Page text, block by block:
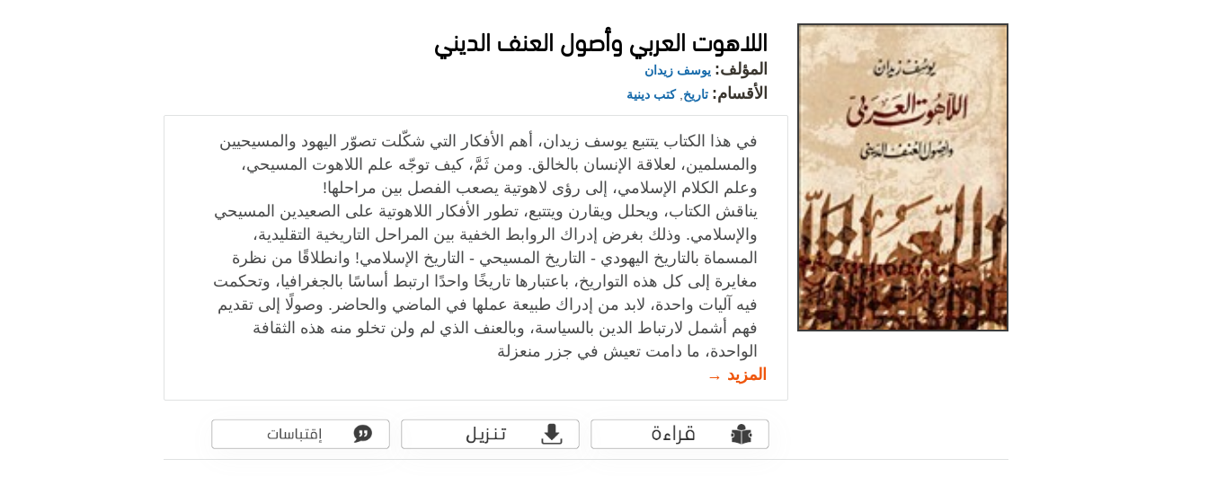
اللاهوت العربي وأصول العنف الديني
المؤلف: يوسف زيدان
الأقسام: تاريخ ,كتب دينية
في هذا الكتاب يتتبع يوسف زيدان، أهم الأفكار التي شكّلت تصوّر اليهود والمسيحيين
والمسلمين، لعلاقة الإنسان بالخالق. ومن ثَمَّ، كيف توجّه علم اللاهوت المسيحي،
وعلم الكلام الإسلامي، إلى رؤى لاهوتية يصعب الفصل بين مراحلها!
يناقش الكتاب، ويحلل ويقارن ويتتبع، تطور الأفكار اللاهوتية على الصعيدين المسيحي
والإسلامي. وذلك بغرض إدراك الروابط الخفية بين المراحل التاريخية التقليدية،
المسماة بالتاريخ اليهودي - التاريخ المسيحي - التاريخ الإسلامي! وانطلاقًا من نظرة
مغايرة إلى كل هذه التواريخ، باعتبارها تاريخًا واحدًا ارتبط أساسًا بالجغرافيا، وتحكمت
فيه آليات واحدة، لابد من إدراك طبيعة عملها في الماضي والحاضر. وصولًا إلى تقديم
فهم أشمل لارتباط الدين بالسياسة، وبالعنف الذي لم ولن تخلو منه هذه الثقافة
الواحدة، ما دامت تعيش في جزر منعزلة
المزيد →